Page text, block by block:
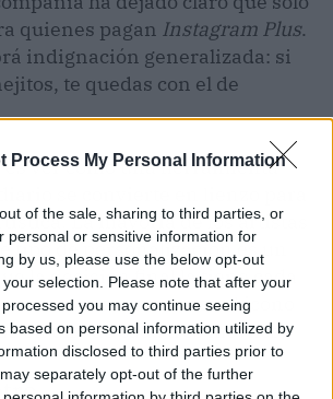
Process My Personal Information
of the sale, sharing to third parties, or
personal or sensitive information for
by us, please use the below opt-out
selection. Please note that after your
you may continue seeing
based on personal information utilized by
disclosed to third parties prior to
separately opt-out of the further
quienes pagan Instagram Plus.
indignación generalizada: si
te quedas con el de
es ver cómo una herramienta
La mayoría de los artistas
tipo de personalización es un
la decisión final la tiene cada
unos meses veamos el icono
en uno de cada tres móviles.